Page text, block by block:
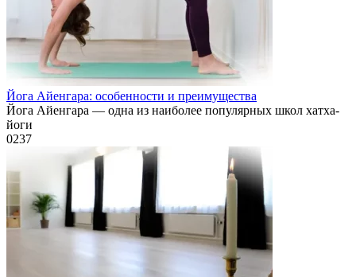
Йога Айенгара: особенности и преимущества
Йога Айенгара — одна из наиболее популярных школ хатха-
йоги
0237